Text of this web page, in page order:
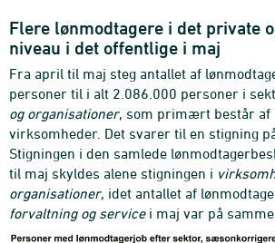
Flere lønmodtagere i det private
niveau i det offentlige i maj
Fra april til maj steg antallet af
personer til i alt 2.086.000 personer i
og organisationer, som primært består af
virksomheder. Det svarer til en stigning
Stigningen i den samlede
til maj skyldes alene stigningen i
organisationer, idet antallet af
forvaltning og servicei maj var på